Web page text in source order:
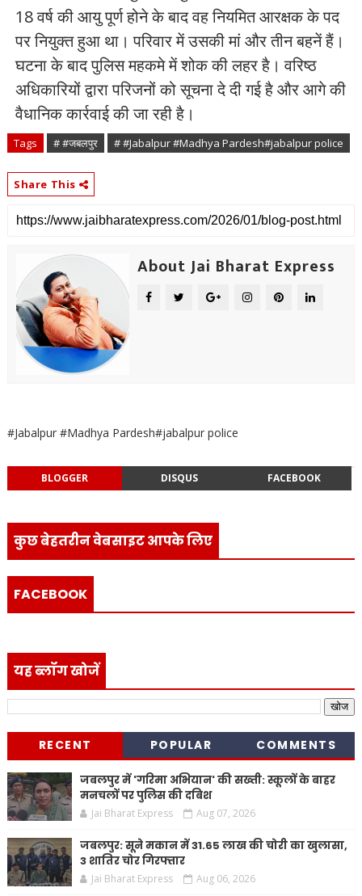
18 वर्ष की आयु पूर्ण होने के बाद वह नियमित आरक्षक के पद
पर नियुक्त हुआ था। परिवार में उसकी मां और तीन बहनें हैं।
घटना के बाद पुलिस महकमे में शोक की लहर है। वरिष्ठ
अधिकारियों द्वारा परिजनों को सूचना दे दी गई है और आगे की
वैधानिक कार्रवाई की जा रही है।
Tags # #जबलपुर # #Jabalpur #Madhya Pardesh#jabalpur police
Share This
About Jai Bharat Express
#Jabalpur #Madhya Pardesh#jabalpur police
BLOGGER DISQUS FACEBOOK
कुछ बेहतरीन वेबसाइट आपके लिए
FACEBOOK
यह ब्लॉग खोजें
RECENT POPULAR COMMENTS
जबलपुर में 'गरिमा अभियान' की सख्ती: स्कूलों के बाहर
मनचलों पर पुलिस की दबिश
Jai Bharat Express Aug 07, 2026
जबलपुर: सूने मकान में 31.65 लाख की चोरी का खुलासा,
3 शातिर चोर गिरफ्तार
Jai Bharat Express Aug 06, 2026